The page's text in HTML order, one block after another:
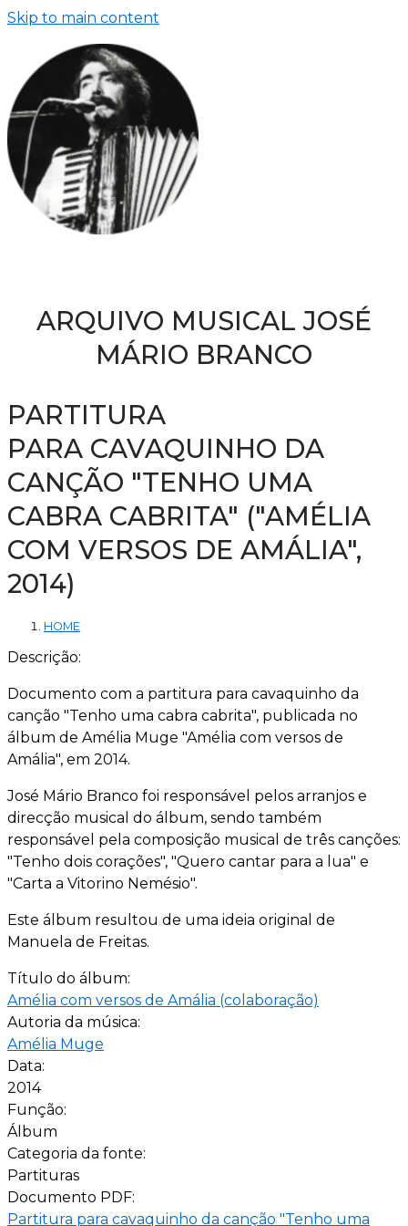
Skip to main content
ARQUIVO MUSICAL JOSÉ
MÁRIO BRANCO
PARTITURA
PARA CAVAQUINHO DA
CANÇÃO "TENHO UMA
CABRA CABRITA" ("AMÉLIA
COM VERSOS DE AMÁLIA",
2014)
HOME
Descrição:
Documento com a partitura para cavaquinho da
canção "Tenho uma cabra cabrita", publicada no
álbum de Amélia Muge "Amélia com versos de
Amália", em 2014.
José Mário Branco foi responsável pelos arranjos e
direcção musical do álbum, sendo também
responsável pela composição musical de três canções:
"Tenho dois corações", "Quero cantar para a lua" e
"Carta a Vitorino Nemésio".
Este álbum resultou de uma ideia original de
Manuela de Freitas.
Título do álbum:
Amélia com versos de Amália (colaboração)
Autoria da música:
Amélia Muge
Data:
2014
Função:
Álbum
Categoria da fonte:
Partituras
Documento PDF:
Partitura para cavaquinho da canção "Tenho uma